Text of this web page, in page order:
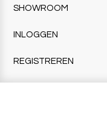
SHOWROOM
INLOGGEN
REGISTREREN